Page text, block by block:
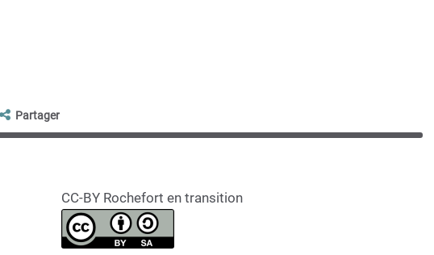
Partager
CC-BY Rochefort en transition